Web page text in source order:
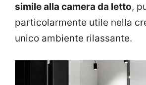
simile alla camera da letto,
particolarmente utile nella
unico ambiente rilassante.